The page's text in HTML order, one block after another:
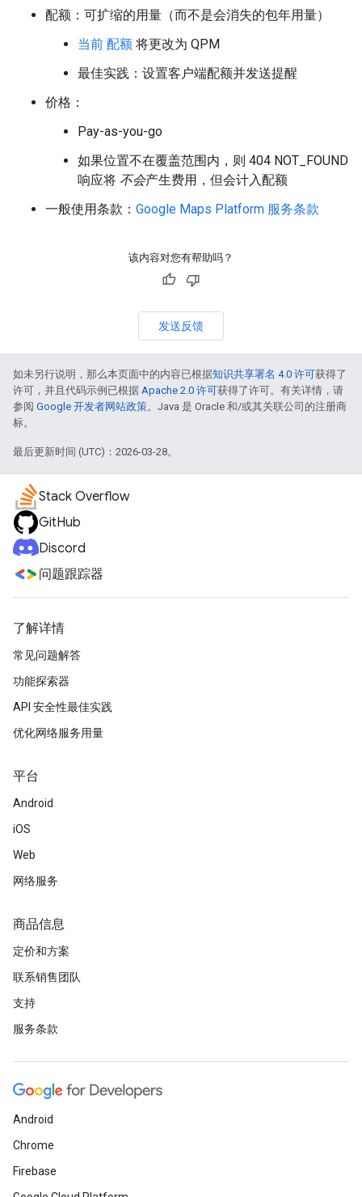
配额：可扩缩的用量（而不是会消失的包年用量）
当前 配额 将更改为 QPM
最佳实践：设置客户端配额并发送提醒
价格：
Pay-as-you-go
如果位置不在覆盖范围内，则 404 NOT_FOUND
响应将 不会产生费用，但会计入配额
一般使用条款： Google Maps Platform 服务条款
该内容对您有帮助吗？
发送反馈
如未另行说明，那么本页面中的内容已根据知识共享署名 4.0 许可获得了
许可，并且代码示例已根据 Apache 2.0 许可获得了许可。有关详情，请
参阅 Google 开发者网站政策。Java 是 Oracle 和/或其关联公司的注册商
标。
最后更新时间 (UTC)：2026-03-28。
Stack Overflow
GitHub
Discord
问题跟踪器
了解详情
常见问题解答
功能探索器
API 安全性最佳实践
优化网络服务用量
平台
Android
iOS
Web
网络服务
商品信息
定价和方案
联系销售团队
支持
服务条款
Android
Chrome
Firebase